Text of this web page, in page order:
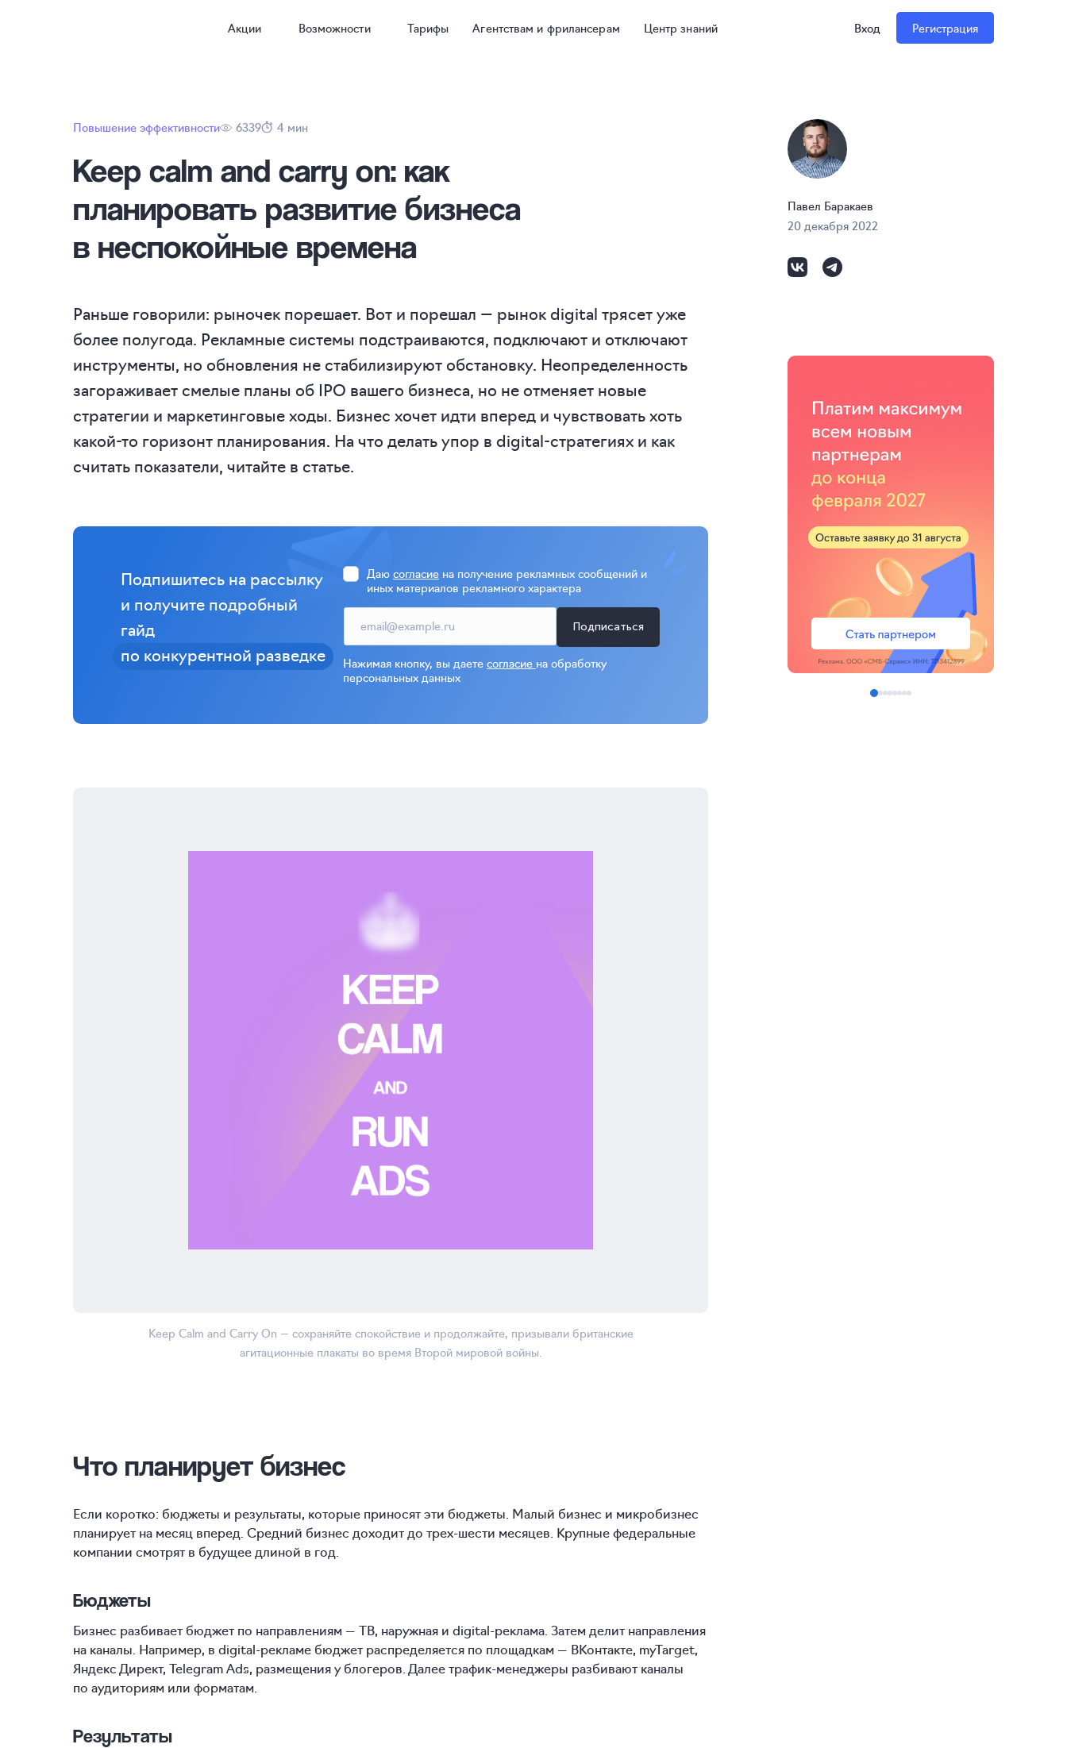
Акции Возможности Тарифы Агентствам и фрилансерам Центр знаний Вход Регистрация
Повышение эффективности 6339 4 мин
Keep calm and carry on: как
планировать развитие бизнеса
в неспокойные времена
Раньше говорили: рыночек порешает. Вот и порешал — рынок digital трясет уже
более полугода. Рекламные системы подстраиваются, подключают и отключают
инструменты, но обновления не стабилизируют обстановку. Неопределенность
загораживает смелые планы об IPO вашего бизнеса, но не отменяет новые
стратегии и маркетинговые ходы. Бизнес хочет идти вперед и чувствовать хоть
какой-то горизонт планирования. На что делать упор в digital-стратегиях и как
считать показатели, читайте в статье.
Подпишитесь на рассылку
и получите подробный
гайд
по конкурентной разведке
Даю согласие на получение рекламных сообщений и
иных материалов рекламного характера
Подписаться
Нажимая кнопку, вы даете согласие на обработку
персональных данных
Keep Сalm and Carry On — сохраняйте спокойствие и продолжайте, призывали британские
агитационные плакаты во время Второй мировой войны.
Что планирует бизнес
Если коротко: бюджеты и результаты, которые приносят эти бюджеты. Малый бизнес и микробизнес
планирует на месяц вперед. Средний бизнес доходит до трех-шести месяцев. Крупные федеральные
компании смотрят в будущее длиной в год.
Бюджеты
Бизнес разбивает бюджет по направлениям — ТВ, наружная и digital-реклама. Затем делит направления
на каналы. Например, в digital-рекламе бюджет распределяется по площадкам — ВКонтакте, myTarget,
Яндекс Директ, Telegram Ads, размещения у блогеров. Далее трафик-менеджеры разбивают каналы
по аудиториям или форматам.
Результаты
Павел Баракаев
20 декабря 2022